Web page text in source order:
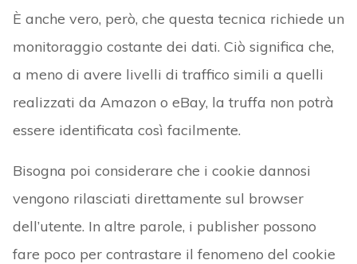
È anche vero, però, che questa tecnica richiede un
monitoraggio costante dei dati. Ciò significa che,
a meno di avere livelli di traffico simili a quelli
realizzati da Amazon o eBay, la truffa non potrà
essere identificata così facilmente.
Bisogna poi considerare che i cookie dannosi
vengono rilasciati direttamente sul browser
dell’utente. In altre parole, i publisher possono
fare poco per contrastare il fenomeno del cookie